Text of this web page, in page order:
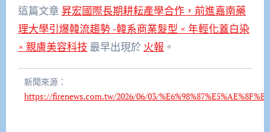
這篇文章 昇宏國際長期耕耘產學合作，前進嘉南藥
理大學引爆韓流趨勢 -韓系商業髮型 × 年輕化蓋白染
× 親膚美容科技 最早出現於 火報 。
新聞來源：
https://firenews.com.tw/2026/06/03/